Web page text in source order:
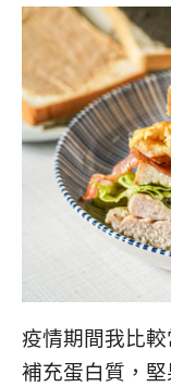
疫情期間我比
補充蛋白質，